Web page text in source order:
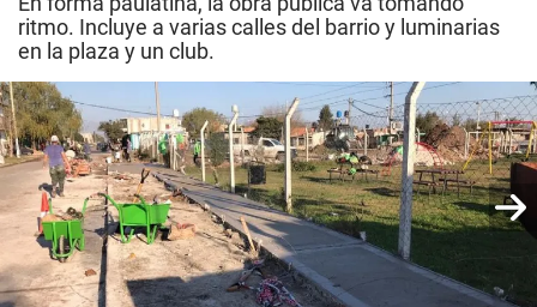
ritmo. Incluye a varias calles del barrio y luminarias
en la plaza y un club.